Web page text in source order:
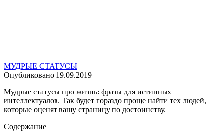
МУДРЫЕ СТАТУСЫ
Опубликовано 19.09.2019
Мудрые статусы про жизнь: фразы для истинных
интеллектуалов. Так будет гораздо проще найти тех людей,
которые оценят вашу страницу по достоинству.
Содержание